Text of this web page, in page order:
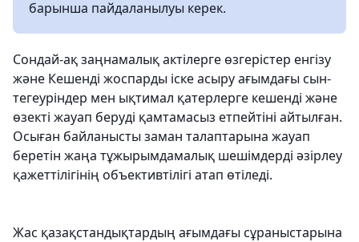
барынша пайдаланылуы керек.
Сондай-ақ заңнамалық актілерге өзгерістер енгізу
және Кешенді жоспарды іске асыру ағымдағы сын-
тегеуріндер мен ықтимал қатерлерге кешенді және
өзекті жауап беруді қамтамасыз етпейтіні айтылған.
Осыған байланысты заман талаптарына жауап
беретін жаңа тұжырымдамалық шешімдерді әзірлеу
қажеттілігінің объективтілігі атап өтіледі.
Жас қазақстандықтардың ағымдағы сұраныстарына